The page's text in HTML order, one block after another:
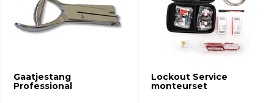
Gaatjestang
Professional
Lockout Service
monteurset